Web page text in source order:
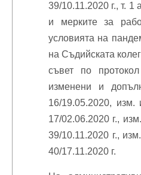
39/10.11.2020 г., т. 1
и мерките за
условията на
на Съдийската
съвет по
изменени и
16/19.05.2020,
17/02.06.2020 г.,
39/10.11.2020 г.,
40/17.11.2020 г.